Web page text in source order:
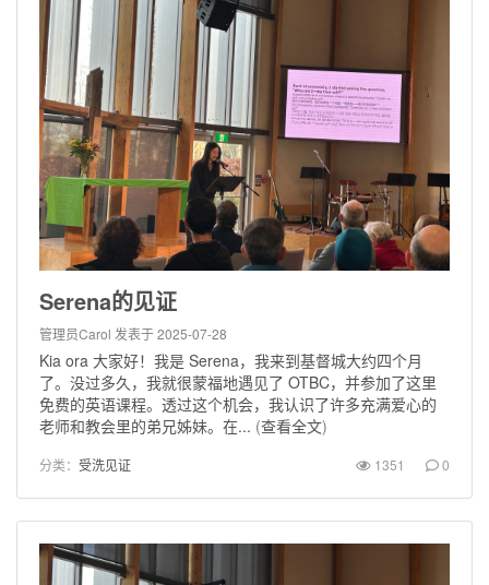
Serena的见证
管理员Carol 发表于 2025-07-28
Kia ora 大家好！我是 Serena，我来到基督城大约四个月
了。没过多久，我就很蒙福地遇见了 OTBC，并参加了这里
免费的英语课程。透过这个机会，我认识了许多充满爱心的
老师和教会里的弟兄姊妹。在... (查看全文)
分类： 受洗见证 1351 0